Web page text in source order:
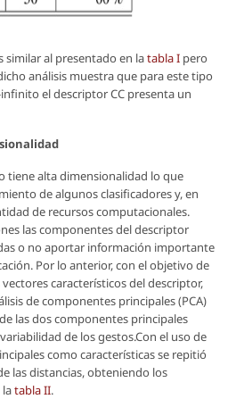
similar al presentado en latabla I pero
análisis muestra que para este tipo
el descriptor CC presenta un
tiene alta dimensionalidad lo que
de algunos clasificadores y, en
de recursos computacionales.
las componentes del descriptor
o no aportar información importante
Por lo anterior, con el objetivo de
característicos del descriptor,
de componentes principales (PCA)
las dos componentes principales
de los gestos.Con el uso de
como características se repitió
las distancias, obteniendo los
tabla II.